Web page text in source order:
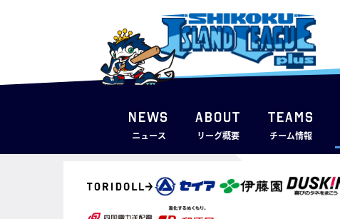
NEWS
ニュース
ABOUT
リーグ概要
TEAMS
チーム情報